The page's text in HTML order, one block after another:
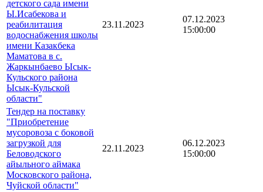
детского сада имени
Ы.Исабекова и
реабилитация
водоснабжения школы
имени Казакбека
Маматова в с.
Жаркынбаево Ысык-
Кульского района
Ысык-Кульской
области"
23.11.2023
07.12.2023
15:00:00
Тендер на поставку
"Приобретение
мусоровоза с боковой
загрузкой для
Беловодского
айыльного аймака
Московского района,
Чуйской области"
22.11.2023
06.12.2023
15:00:00